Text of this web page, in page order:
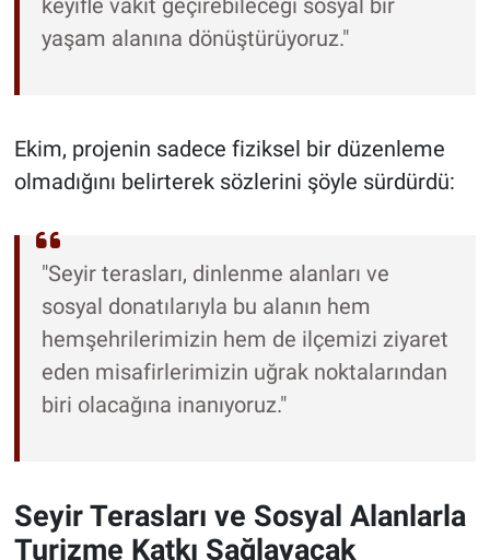
keyifle vakit geçirebileceği sosyal bir
yaşam alanına dönüştürüyoruz."
Ekim, projenin sadece fiziksel bir düzenleme
olmadığını belirterek sözlerini şöyle sürdürdü:
"Seyir terasları, dinlenme alanları ve
sosyal donatılarıyla bu alanın hem
hemşehrilerimizin hem de ilçemizi ziyaret
eden misafirlerimizin uğrak noktalarından
biri olacağına inanıyoruz."
Seyir Terasları ve Sosyal Alanlarla
Turizme Katkı Sağlayacak